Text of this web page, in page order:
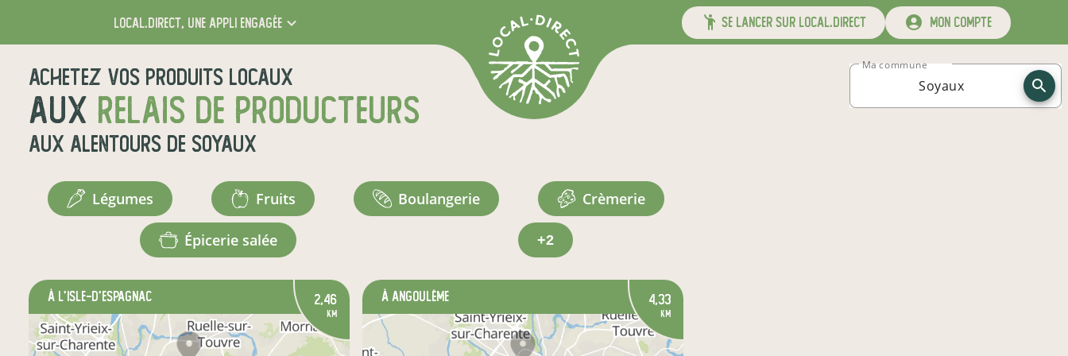
local.direct, une appli engagée se lancer sur local.direct mon compte
Achetez vos produits locaux
aux relais de producteurs
aux alentours de Soyaux
Ma commune
légumes fruits boulangerie crèmerie
épicerie salée +2
à L'Isle-d'Espagnac 2,46
km
à Angoulême 4,33
km